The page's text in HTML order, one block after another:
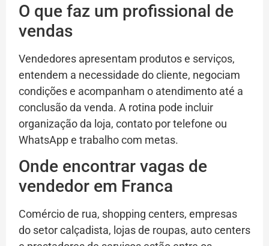
O que faz um profissional de
vendas
Vendedores apresentam produtos e serviços,
entendem a necessidade do cliente, negociam
condições e acompanham o atendimento até a
conclusão da venda. A rotina pode incluir
organização da loja, contato por telefone ou
WhatsApp e trabalho com metas.
Onde encontrar vagas de
vendedor em Franca
Comércio de rua, shopping centers, empresas
do setor calçadista, lojas de roupas, auto centers